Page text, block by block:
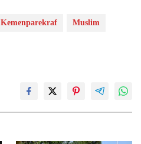
Kemenparekraf Muslim